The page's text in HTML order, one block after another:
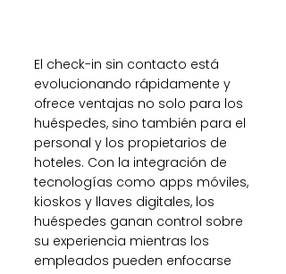
El check-in sin contacto está
evolucionando rápidamente y
ofrece ventajas no solo para los
huéspedes, sino también para el
personal y los propietarios de
hoteles. Con la integración de
tecnologías como apps móviles,
kioskos y llaves digitales, los
huéspedes ganan control sobre
su experiencia mientras los
empleados pueden enfocarse